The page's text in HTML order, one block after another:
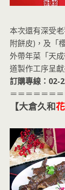
本次還有深受
附餅皮)，及「
外帶年菜「天
道製作工序呈
訂購專線：02-
＝＝＝＝＝＝
【大倉久和